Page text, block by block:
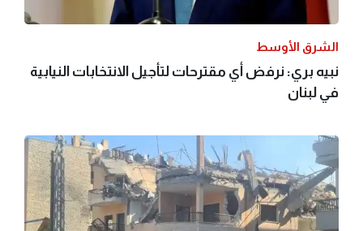
الشرق الأوسط
نبيه بري: نرفض أي مقترحات لتأجيل الانتخابات النيابية
في لبنان